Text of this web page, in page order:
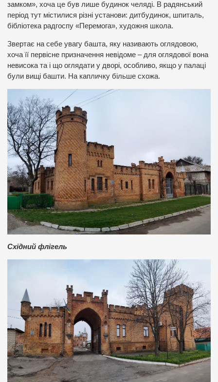
замком», хоча це був лише будинок челяді. В радянський
період тут містилися різні установи: дитбудинок, шпиталь,
бібліотека радгоспу «Перемога», художня школа.
Звертає на себе увагу башта, яку називають оглядовою,
хоча її первісне призначення невідоме – для оглядової вона
невисока та і що оглядати у дворі, особливо, якщо у палаці
були вищі башти. На капличку більше схожа.
Східний флігель